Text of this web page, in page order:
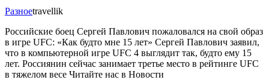
Разноеtravellik
Российские боец Сергей Павлович пожаловался на свой образ
в игре UFC: «Как будто мне 15 лет» Сергей Павлович заявил,
что в компьютерной игре UFC 4 выглядит так, будто ему 15
лет. Россиянин сейчас занимает третье место в рейтинге UFC
в тяжелом весе Читайте нас в Новости